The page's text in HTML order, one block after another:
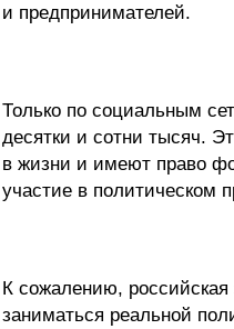
и предпринимателей.
Только по социальным
десятки и сотни тысяч.
в жизни и имеют право
участие в политическом
К сожалению, российская
заниматься реальной